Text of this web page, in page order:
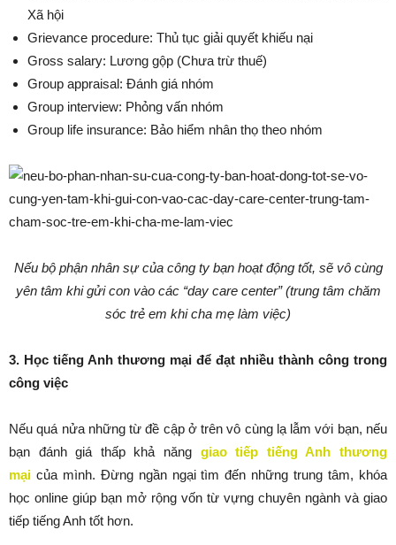
Xã hội
Grievance procedure: Thủ tục giải quyết khiếu nại
Gross salary: Lương gộp (Chưa trừ thuế)
Group appraisal: Đánh giá nhóm
Group interview: Phỏng vấn nhóm
Group life insurance: Bảo hiểm nhân thọ theo nhóm
Nếu bộ phận nhân sự của công ty bạn hoạt động tốt, sẽ vô cùng
yên tâm khi gửi con vào các “day care center” (trung tâm chăm
sóc trẻ em khi cha mẹ làm việc)
3. Học tiếng Anh thương mại để đạt nhiều thành công trong
công việc
Nếu quá nửa những từ đề cập ở trên vô cùng lạ lẫm với bạn, nếu
bạn đánh giá thấp khả năng giao tiếp tiếng Anh thương
mại của mình. Đừng ngần ngại tìm đến những trung tâm, khóa
học online giúp bạn mở rộng vốn từ vựng chuyên ngành và giao
tiếp tiếng Anh tốt hơn.